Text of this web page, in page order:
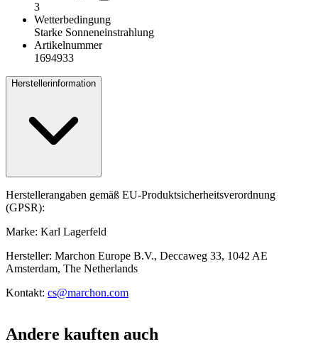
3
Wetterbedingung
Starke Sonneneinstrahlung
Artikelnummer
1694933
Herstellerinformation
Herstellerangaben gemäß EU-Produktsicherheitsverordnung
(GPSR):
Marke: Karl Lagerfeld
Hersteller: Marchon Europe B.V., Deccaweg 33, 1042 AE
Amsterdam, The Netherlands
Kontakt: cs@marchon.com
Andere kauften auch